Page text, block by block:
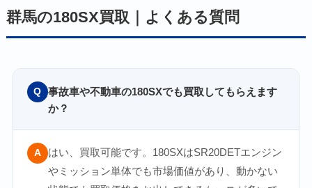
群馬の180SX買取｜よくある質問
Q
事故車や不動車の180SXでも買取してもらえます
か？
A
はい、買取可能です。180SXはSR20DETエンジン
やミッション単体でも市場価値があり、動かない